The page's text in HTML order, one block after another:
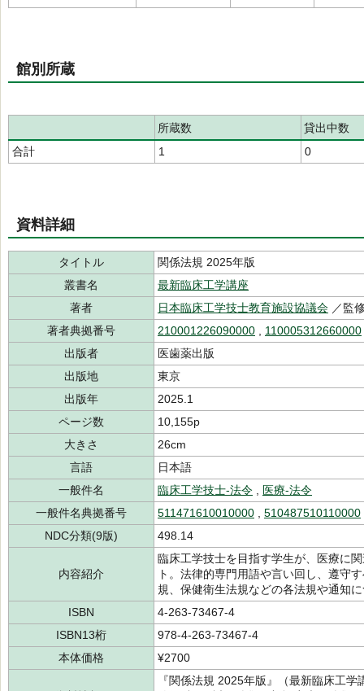
館別所蔵
所蔵数
貸出中数
合計
1 0
資料詳細
タイトル
関係法規 2025年版
叢書名
最新臨床工学講座
著者
日本臨床工学技士教育施設協議会 ／監
著者典拠番号
210001226090000 110005312660000
出版者
医歯薬出版
出版地
東京
出版年
2025.1
ページ数
10,155p
大きさ
26cm
言語
日本語
一般件名
臨床工学技士-法令
医療-法令
一般件名典拠番号
511471610010000
510487510110000
NDC分類(9版)
498.14
内容紹介
臨床工学技士を目指す学生が、医療に
ト。法律的専門用語や言い回し、遵守
規、保健衛生法規などの各法規や通知
ISBN
4-263-73467-4
ISBN13桁
978-4-263-73467-4
本体価格
¥2700
『関係法規 2025年版』（最新臨床工